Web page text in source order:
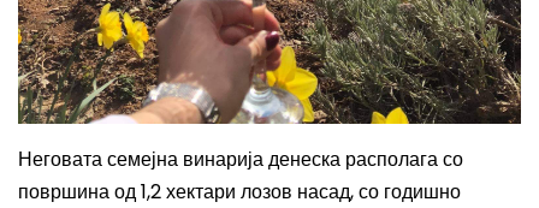
Неговата семејна винарија денеска располага со
површина од 1,2 хектари лозов насад, со годишно